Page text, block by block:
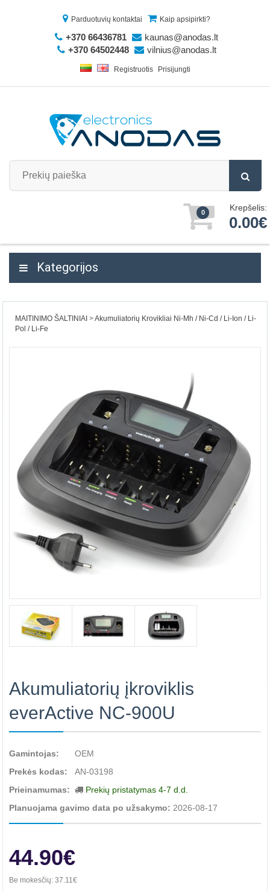
Parduotuvių kontaktai Kaip apsipirkti?
+370 66436781
kaunas@anodas.lt
+370 64502448
vilnius@anodas.lt
Registruotis Prisijungti
0 Krepšelis:
0.00€
Kategorijos
MAITINIMO ŠALTINIAI
Akumuliatorių Krovikliai Ni-Mh / Ni-Cd / Li-Ion / Li-
Pol / Li-Fe
Akumuliatorių įkroviklis
everActive NC-900U
Gamintojas:
OEM
Prekės kodas:
AN-03198
Prieinamumas:
Prekių pristatymas 4-7 d.d.
Planuojama gavimo data po užsakymo: 2026-08-17
44.90€
Be mokesčių: 37.11€